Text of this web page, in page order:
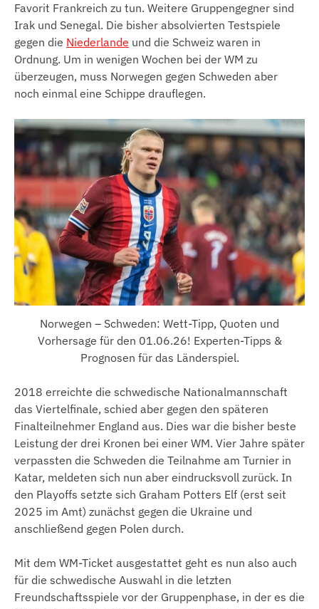
Favorit Frankreich zu tun. Weitere Gruppengegner sind
Irak und Senegal. Die bisher absolvierten Testspiele
gegen die Niederlande und die Schweiz waren in
Ordnung. Um in wenigen Wochen bei der WM zu
überzeugen, muss Norwegen gegen Schweden aber
noch einmal eine Schippe drauflegen.
Norwegen – Schweden: Wett-Tipp, Quoten und
Vorhersage für den 01.06.26! Experten-Tipps &
Prognosen für das Länderspiel.
2018 erreichte die schwedische Nationalmannschaft
das Viertelfinale, schied aber gegen den späteren
Finalteilnehmer England aus. Dies war die bisher beste
Leistung der drei Kronen bei einer WM. Vier Jahre später
verpassten die Schweden die Teilnahme am Turnier in
Katar, meldeten sich nun aber eindrucksvoll zurück. In
den Playoffs setzte sich Graham Potters Elf (erst seit
2025 im Amt) zunächst gegen die Ukraine und
anschließend gegen Polen durch.
Mit dem WM-Ticket ausgestattet geht es nun also auch
für die schwedische Auswahl in die letzten
Freundschaftsspiele vor der Gruppenphase, in der es die